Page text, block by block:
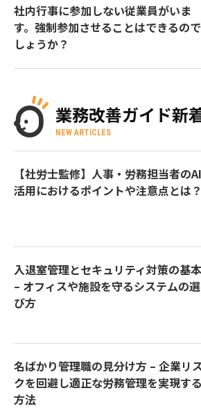
社内行事に参加しない従業員がいま
す。強制参加させることはできるので
しょうか？
業務改善ガイド新
NEW ARTICLES
【社労士監修】人事・労務担当者のAI
活用におけるポイントや注意点とは？
入退室管理とセキュリティ対策の基本
– オフィスや施設を守るシステムの選
び方
名ばかり管理職の見分け方 – 企業リ
クを回避し適正な労務管理を実現する
方法